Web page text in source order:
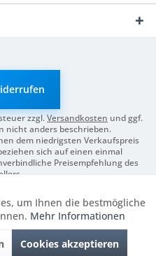
zzgl.Versandkosten und ggf.
nicht anders beschrieben.
dem niedrigsten Verkaufspreis
sich auf einen einmal
Preisempfehlung des
Aktiv
Inaktiv
um Ihnen die bestmögliche
Mehr Informationen
Cookies akzeptieren